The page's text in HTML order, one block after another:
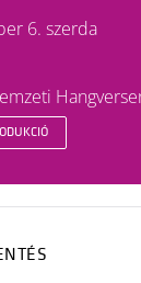
6. szerda